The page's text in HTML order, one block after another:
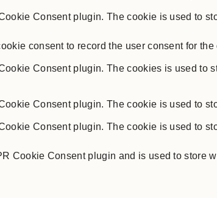
Consent plugin. The cookie is used to
consent to record the user consent for
Consent plugin. The cookies is used to
Consent plugin. The cookie is used to
Consent plugin. The cookie is used to
Cookie Consent plugin and is used to store